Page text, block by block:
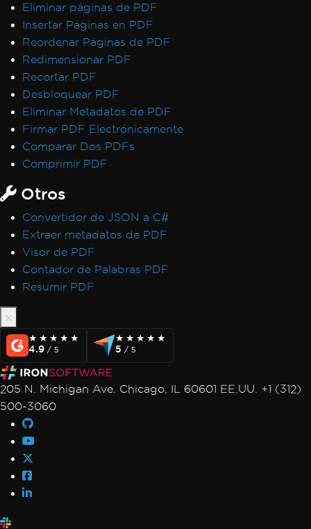
Eliminar páginas de PDF
Insertar Páginas en PDF
Reordenar Páginas de PDF
Redimensionar PDF
Recortar PDF
Desbloquear PDF
Eliminar Metadatos de PDF
Firmar PDF Electrónicamente
Comparar Dos PDFs
Comprimir PDF
Otros
Convertidor de JSON a C#
Extraer metadatos de PDF
Visor de PDF
Contador de Palabras PDF
Resumir PDF
★★★★★
★★★★★
4.9 / 5
★★★★★
★★★★★
5 / 5
205 N. Michigan Ave. Chicago, IL 60601 EE.UU. +1 (312)
500-3060